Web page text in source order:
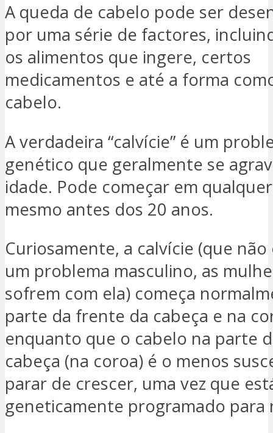
A queda de cabelo pode ser
por uma série de factores,
os alimentos que ingere, certos
medicamentos e até a forma
cabelo.
A verdadeira “calvície” é um
genético que geralmente se
idade. Pode começar em
mesmo antes dos 20 anos.
Curiosamente, a calvície (que não
um problema masculino, as
sofrem com ela) começa
parte da frente da cabeça e na
enquanto que o cabelo na parte
cabeça (na coroa) é o menos
parar de crescer, uma vez que
geneticamente programado para